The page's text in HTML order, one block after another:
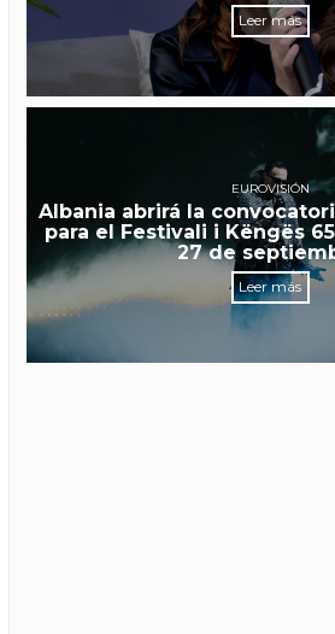
Leer más
EUROVISIÓN
Albania abrirá la
para el Festivali i Këngës
27 de
Leer más